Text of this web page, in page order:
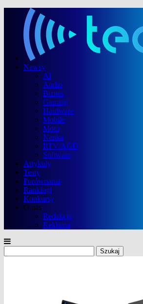
Newsy
AI
Audio
Biznes
Gaming
Hardware
Mobile
Moto
Nauka
RTV/AGD
Software
Artykuły
Testy
Porównania
Rankingi
Konkursy
O nas
Redakcja
Reklama